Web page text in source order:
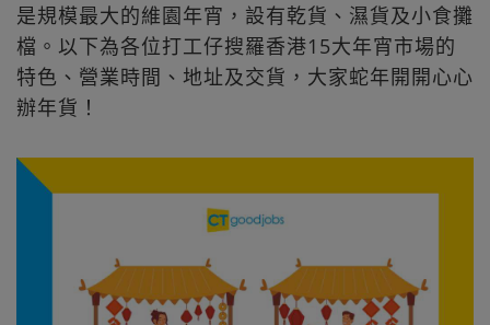
是規模最大的維園年宵，設有乾貨、濕貨及小食攤
檔。以下為各位打工仔搜羅香港15大年宵市場的
特色、營業時間、地址及交貨，大家蛇年開開心心
辦年貨！